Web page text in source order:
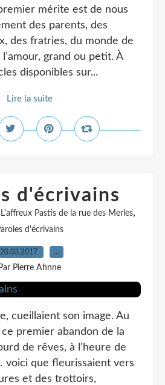
mérite est de nous
des parents, des
des fratries, du monde de
l’amour, grand ou petit. À
disponibles sur...
Lire la suite
d'écrivains
L'affreux Pastis de la rue des Merles,
d'écrivains
20.03.2017 …
Par Pierre Ahnne
cueillaient son image. Au
premier abandon de la
de rêves, à l’heure de
voici que fleurissaient vers
et des trottoirs,